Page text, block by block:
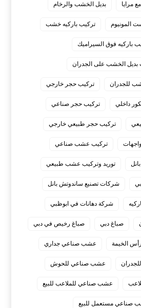
مرايا بديل الخشب والرخام
المونيوم تركيب باركيه خشب
باركيه فوق السيراميك
بديل الخشب على الجدران
للجدران تركيب حجر خارجي
داخلي تركيب حجر صناعي
تركيب حجر طبيعي خارجي
تركيب عشب صناعي
توريد وتركيب عشب طبيعي
شركات تصنيع ساندوتش بانل
شركة دهانات في ابوظبي
صباغ دبي صباغ رخيص في دبي
الخيمة عشب صناعي جداري
عشب صناعي للحوش
عشب صناعي للملاعب للبيع
صناعي مستعمل للبيع